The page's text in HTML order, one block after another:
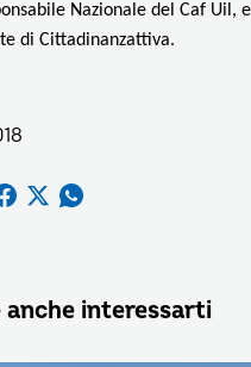
Nazionale del Caf Uil,
di Cittadinanzattiva.
anche interessarti